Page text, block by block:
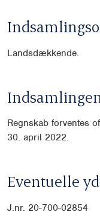
Landsdækkende.
Regnskab forventes
30. april 2022.
Eventuelle
J.nr. 20-700-02854